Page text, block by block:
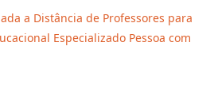
a Distância de Professores para
Especializado Pessoa com